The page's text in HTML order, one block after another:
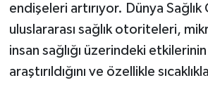
endişeleri artırıyor. Dünya
uluslararası sağlık otoriteleri,
insan sağlığı üzerindeki
araştırıldığını ve özellikle